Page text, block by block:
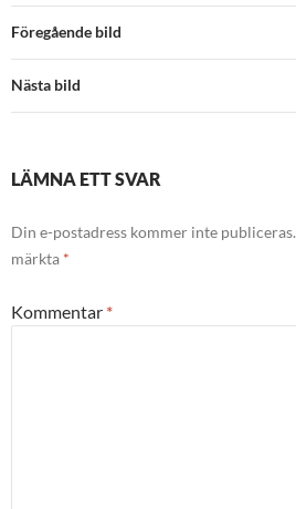
Föregående bild
Nästa bild
LÄMNA ETT SVAR
Din e-postadress kommer inte publiceras.
märkta *
Kommentar *